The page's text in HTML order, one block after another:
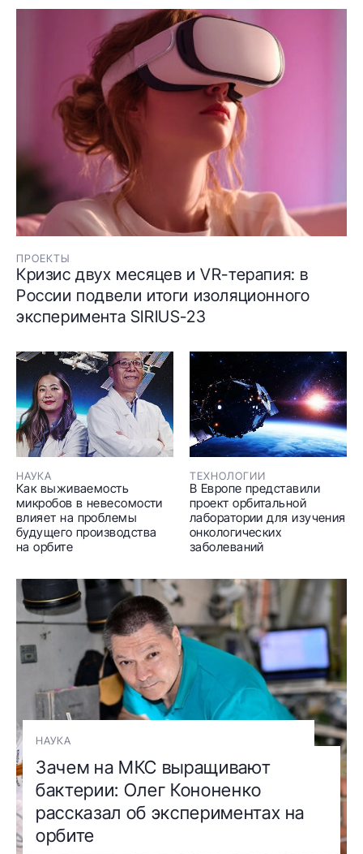
ПРОЕКТЫ
Кризис двух месяцев и VR-терапия: в
России подвели итоги изоляционного
эксперимента SIRIUS-23
НАУКА
Как выживаемость
микробов в невесомости
влияет на проблемы
будущего производства
на орбите
ТЕХНОЛОГИИ
В Европе представили
проект орбитальной
лаборатории для изучения
онкологических
заболеваний
НАУКА
Зачем на МКС выращивают
бактерии: Олег Кононенко
рассказал об экспериментах на
орбите